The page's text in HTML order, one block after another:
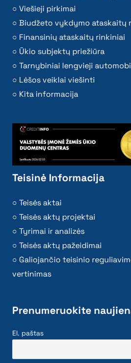
Viešieji pirkimai
Biudžeto vykdymo ataskaitų
Finansinių ataskaitų rinkiniai
Ūkio subjektų priežiūra
Tarnybiniai lengvieji
Lėšos veiklai viešinti
Kita informacija
Teisinė Informacija
Teisės aktai
Teisės aktų projektai
Tyrimai ir analizės
Teisės aktų pažeidimai
Galiojančio teisinio
vertinimas
Prenumeruokite
El. paštas